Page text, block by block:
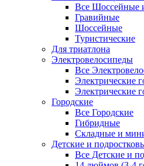
Все Шоссейные
Гравийные
Шоссейные
Туристические
Для триатлона
Электровелосипеды
Все
Электрические
Электрические
Городские
Все Городские
Гибридные
Складные и
Детские и
Все Детские и